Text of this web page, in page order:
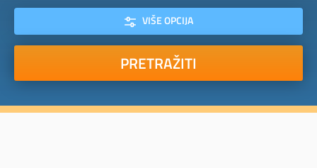
VIŠE OPCIJA
PRETRAŽITI